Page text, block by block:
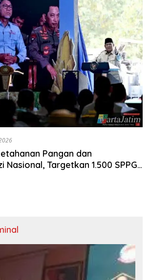
Pangan dan
Nasional, Targetkan 1.500 SPPG